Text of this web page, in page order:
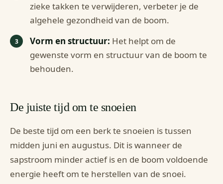
zieke takken te verwijderen, verbeter je de
algehele gezondheid van de boom.
Vorm en structuur: Het helpt om de
gewenste vorm en structuur van de boom te
behouden.
De juiste tijd om te snoeien
De beste tijd om een berk te snoeien is tussen
midden juni en augustus. Dit is wanneer de
sapstroom minder actief is en de boom voldoende
energie heeft om te herstellen van de snoei.